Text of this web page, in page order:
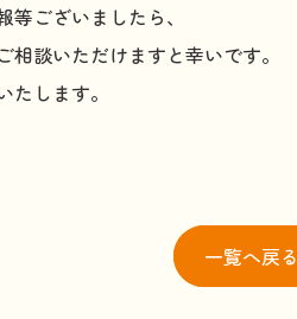
等ございましたら、
相談いただけますと幸いです。
します。
一覧へ戻る